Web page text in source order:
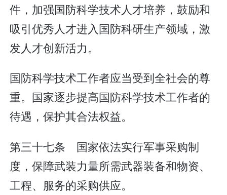
件，加强国防科学技术人才培养，鼓励和
吸引优秀人才进入国防科研生产领域，激
发人才创新活力。
国防科学技术工作者应当受到全社会的尊
重。国家逐步提高国防科学技术工作者的
待遇，保护其合法权益。
第三十七条 国家依法实行军事采购制
度，保障武装力量所需武器装备和物资、
工程、服务的采购供应。